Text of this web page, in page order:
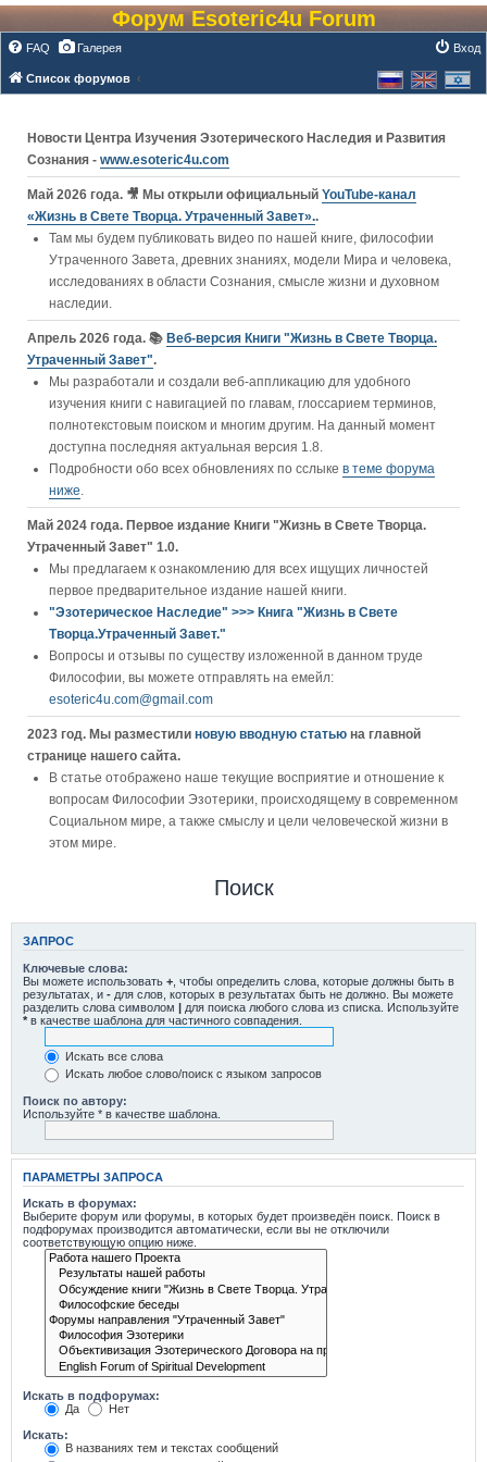
Форум Esoteric4u Forum
FAQ Галерея Вход
Список форумов
Новости Центра Изучения Эзотерического Наследия и Развития
Сознания - www.esoteric4u.com
Май 2026 года. 🎥 Мы открыли официальный YouTube‑канал
«Жизнь в Свете Творца. Утраченный Завет»..
Там мы будем публиковать видео по нашей книге, философии
Утраченного Завета, древних знаниях, модели Мира и человека,
исследованиях в области Сознания, смысле жизни и духовном
наследии.
Апрель 2026 года. 📚 Веб-версия Книги "Жизнь в Свете Творца.
Утраченный Завет".
Мы разработали и создали веб-аппликацию для удобного
изучения книги c навигацией по главам, глоссарием терминов,
полнотекстовым поиском и многим другим. На данный момент
доступна последняя актуальная версия 1.8.
Подробности обо всех обновлениях по сслыке в теме форума
ниже.
Май 2024 года. Первое издание Книги "Жизнь в Свете Творца.
Утраченный Завет" 1.0.
Мы предлагаем к ознакомлению для всех ищущих личностей
первое предварительное издание нашей книги.
"Эзотерическое Наследие" >>> Книга "Жизнь в Свете
Творца.Утраченный Завет."
Вопросы и отзывы по существу изложенной в данном труде
Философии, вы можете отправлять на емейл:
esoteric4u.com@gmail.com
2023 год. Мы разместили новую вводную статью на главной
странице нашего сайта.
В статье отображено наше текущие восприятие и отношение к
вопросам Философии Эзотерики, происходящему в современном
Социальном мире, а также смыслу и цели человеческой жизни в
этом мире.
Поиск
ЗАПРОС
Ключевые слова:
Вы можете использовать + , чтобы определить слова, которые должны быть в
результатах, и - для слов, которых в результатах быть не должно. Вы можете
разделить слова символом | для поиска любого слова из списка. Используйте
* в качестве шаблона для частичного совпадения.
Искать все слова
Искать любое слово/поиск с языком запросов
Поиск по автору:
Используйте * в качестве шаблона.
ПАРАМЕТРЫ ЗАПРОСА
Искать в форумах:
Выберите форум или форумы, в которых будет произведён поиск. Поиск в
подфорумах производится автоматически, если вы не отключили
соответствующую опцию ниже.
Искать в подфорумах:
Да
Нет
Искать:
В названиях тем и текстах сообщений